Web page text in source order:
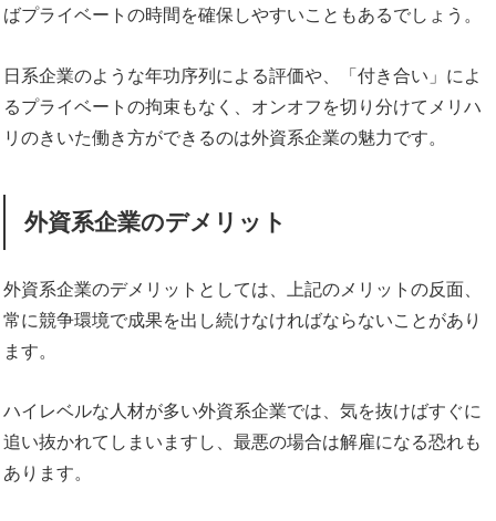
ばプライベートの時間を確保しやすいこともあるでしょう。
日系企業のような年功序列による評価や、「付き合い」によ
るプライベートの拘束もなく、オンオフを切り分けてメリハ
リのきいた働き方ができるのは外資系企業の魅力です。
外資系企業のデメリット
外資系企業のデメリットとしては、上記のメリットの反面、
常に競争環境で成果を出し続けなければならないことがあり
ます。
ハイレベルな人材が多い外資系企業では、気を抜けばすぐに
追い抜かれてしまいますし、最悪の場合は解雇になる恐れも
あります。